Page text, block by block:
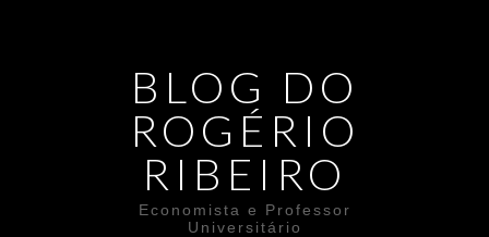
BLOG DO
ROGÉRIO
RIBEIRO
Economista e Professor
Universitário